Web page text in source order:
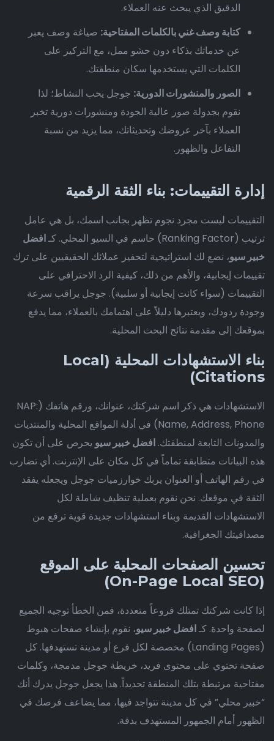
الدقيق الذي يبحث عنه العملاء.
كتابة وصف غني بالكلمات المفتاحية: صياغة وصف يعبر
عن خدماتك بذكاء دون حشو ممل، مع التركيز على
الكلمات التي يستخدمها سكان منطقتك.
الصور والمنشورات الدورية: جوجل يحب النشاط؛ لذا
نقوم بجدولة صور عالية الجودة ومنشورات دورية تخبر
العملاء بآخر عروضك وتحديثاتك، مما يزيد من نسبة
التفاعل والظهور.
إدارة التقييمات: بناء الثقة الرقمية
التقييمات ليست مجرد نجوم تظهر بجانب اسمك، بل هي عامل
ترتيب (Ranking Factor) حاسم في السيو المحلي. كـ
افضل
خبير سيو، نضع لك استراتيجية لتحفيز عملائك الحقيقيين على ترك
تقييمات إيجابية، والأهم من ذلك، كيفية الرد الاحترافي على
التقييمات (سواء كانت إيجابية أو سلبية). جوجل يراقب سرعة
وجودة ردودك، ويعتبرها دليلاً على اهتمامك بالعملاء، مما يدفع
بموقعك إلى مقدمة نتائج البحث المحلية.
بناء الاستشهادات المحلية (Local
Citations)
الاستشهادات هي ذكر اسم شركتك، عنوانك، ورقم هاتفك (NAP:
Name, Address, Phone) في أدلة المواقع المحلية والمنتديات
والمدونات التابعة لمنطقتك. افضل خبير سيو يحرص على أن تكون
هذه البيانات متطابقة تماماً في كل مكان على الإنترنت. أي تضارب
في رقم الهاتف أو العنوان يربك خوارزميات جوجل ويجعله يفقد
الثقة في موقعك. نحن نقوم بعملية تنظيف شاملة لكل
الاستشهادات القديمة وبناء استشهادات جديدة قوية ترفع من
مصداقيتك الجغرافية.
تحسين الصفحات المحلية على الموقع
(On-Page Local SEO)
إذا كانت شركتك تمتلك فروعاً متعددة، فمن الخطأ توجيه الجميع
لصفحة واحدة. كـافضل خبير سيو، نقوم بإنشاء صفحات هبوط
(Landing Pages) مخصصة لكل فرع أو مدينة تستهدفها. كل
صفحة تحتوي على محتوى فريد، خريطة جوجل مدمجة، وكلمات
مفتاحية مرتبطة بتلك المنطقة تحديداً. هذا يجعل جوجل يدرك أنك
“خبير محلي” في كل مدينة تتواجد فيها، مما يضاعف فرصك في
الظهور أمام الجمهور المستهدف بدقة.